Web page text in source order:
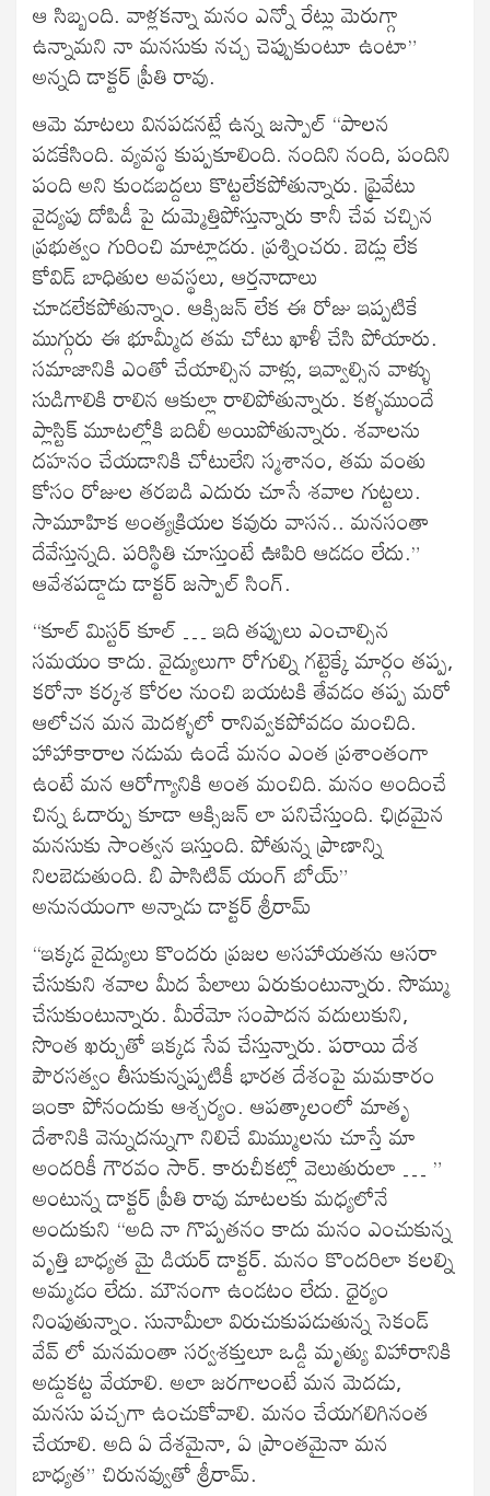
ఆ సిబ్బంది. వాళ్లకన్నా మనం ఎన్నో రేట్లు మెరుగ్గా
ఉన్నామని నా మనసుకు నచ్చ చెప్పుకుంటూ ఉంటా”
అన్నది డాక్టర్ ప్రీతి రావు.
ఆమె మాటలు వినపడనట్లే ఉన్న జస్పాల్ “పాలన
పడకేసింది. వ్యవస్థ కుప్పకూలింది. నందిని నంది, పందిని
పంది అని కుండబద్దలు కొట్టలేకపోతున్నారు. ప్రైవేటు
వైద్యపు దోపిడీ పై దుమ్మెత్తిపోస్తున్నారు కానీ చేవ చచ్చిన
ప్రభుత్వం గురించి మాట్లాడరు. ప్రశ్నించరు. బెడ్లు లేక
కోవిడ్ బాధితుల అవస్థలు, ఆర్తనాదాలు
చూడలేకపోతున్నాం. ఆక్సిజన్ లేక ఈ రోజు ఇప్పటికే
ముగ్గురు ఈ భూమ్మీద తమ చోటు ఖాళీ చేసి పోయారు.
సమాజానికి ఎంతో చేయాల్సిన వాళ్లు, ఇవ్వాల్సిన వాళ్ళు
సుడిగాలికి రాలిన ఆకుల్లా రాలిపోతున్నారు. కళ్ళముందే
ప్లాస్టిక్ మూటల్లోకి బదిలీ అయిపోతున్నారు. శవాలను
దహనం చేయడానికి చోటులేని స్మశానం, తమ వంతు
కోసం రోజుల తరబడి ఎదురు చూసే శవాల గుట్టలు.
సామూహిక అంత్యక్రియల కవురు వాసన.. మనసంతా
దేవేస్తున్నది. పరిస్థితి చూస్తుంటే ఊపిరి ఆడడం లేదు.”
ఆవేశపడ్డాడు డాక్టర్ జస్పాల్ సింగ్.
“కూల్ మిస్టర్ కూల్ … ఇది తప్పులు ఎంచాల్సిన
సమయం కాదు. వైద్యులుగా రోగుల్ని గట్టెక్కే మార్గం తప్ప,
కరోనా కర్కశ కోరల నుంచి బయటకి తేవడం తప్ప మరో
ఆలోచన మన మెదళ్ళలో రానివ్వకపోవడం మంచిది.
హాహాకారాల నడుమ ఉండే మనం ఎంత ప్రశాంతంగా
ఉంటే మన ఆరోగ్యానికి అంత మంచిది. మనం అందించే
చిన్న ఓదార్పు కూడా ఆక్సిజన్ లా పనిచేస్తుంది. ఛిద్రమైన
మనసుకు సాంత్వన ఇస్తుంది. పోతున్న ప్రాణాన్ని
నిలబెడుతుంది. బి పాసిటివ్ యంగ్ బోయ్”
అనునయంగా అన్నాడు డాక్టర్ శ్రీరామ్
“ఇక్కడ వైద్యులు కొందరు ప్రజల అసహాయతను ఆసరా
చేసుకుని శవాల మీద పేలాలు ఏరుకుంటున్నారు. సొమ్ము
చేసుకుంటున్నారు. మీరేమో సంపాదన వదులుకుని,
సొంత ఖర్చుతో ఇక్కడ సేవ చేస్తున్నారు. పరాయి దేశ
పౌరసత్వం తీసుకున్నప్పటికీ భారత దేశంపై మమకారం
ఇంకా పోనందుకు ఆశ్చర్యం. ఆపత్కాలంలో మాతృ
దేశానికి వెన్నుదన్నుగా నిలిచే మిమ్ములను చూస్తే మా
అందరికీ గౌరవం సార్. కారుచీకట్లో వెలుతురులా … ”
అంటున్న డాక్టర్ ప్రీతి రావు మాటలకు మధ్యలోనే
అందుకుని “అది నా గొప్పతనం కాదు మనం ఎంచుకున్న
వృత్తి బాధ్యత మై డియర్ డాక్టర్. మనం కొందరిలా కలల్ని
అమ్మడం లేదు. మౌనంగా ఉండటం లేదు. ధైర్యం
నింపుతున్నాం. సునామీలా విరుచుకుపడుతున్న సెకండ్
వేవ్ లో మనమంతా సర్వశక్తులూ ఒడ్డి మృత్యు విహారానికి
అడ్డుకట్ట వేయాలి. అలా జరగాలంటే మన మెదడు,
మనసు పచ్చగా ఉంచుకోవాలి. మనం చేయగలిగినంత
చేయాలి. అది ఏ దేశమైనా, ఏ ప్రాంతమైనా మన
బాధ్యత” చిరునవ్వుతో శ్రీరామ్.